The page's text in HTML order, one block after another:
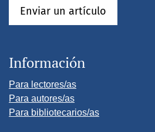
Enviar un artículo
Información
Para lectores/as
Para autores/as
Para bibliotecarios/as